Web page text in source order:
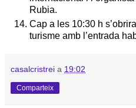
Rubia.
Cap a les 10:30 h
turisme amb l’entrada
casalcristrei a 19:02
Comparteix